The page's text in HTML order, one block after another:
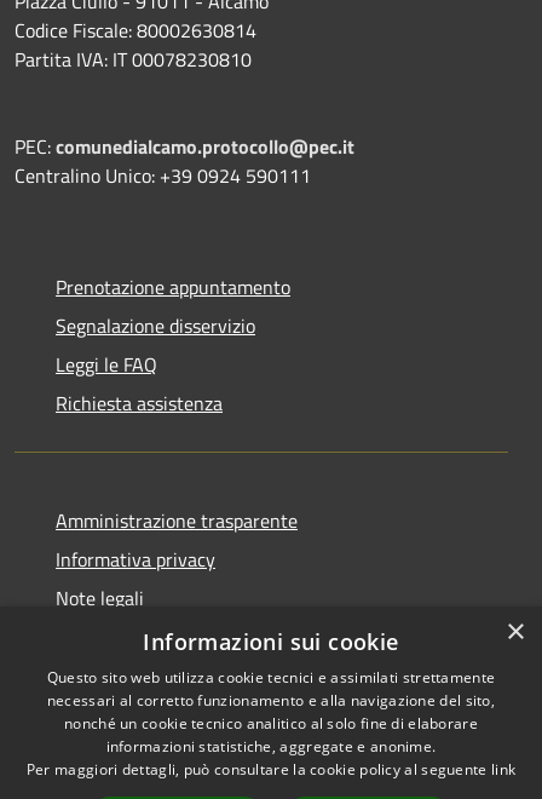
Codice Fiscale: 80002630814
Partita IVA: IT 00078230810
PEC:comunedialcamo.protocollo@pec.it
Centralino Unico: +39 0924 590111
Prenotazione appuntamento
Segnalazione disservizio
Leggi le FAQ
Richiesta assistenza
Amministrazione trasparente
Informativa privacy
Note legali
Dichiarazione di accessibilità
RSS
Accessibilità
Copyright © 2026 • Comune di
Alcamo • Powered by
×
Informazioni sui cookie
Questo sito web utilizza cookie tecnici e assimilati strettamente
necessari al corretto funzionamento e alla navigazione del sito,
nonché un cookie tecnico analitico al solo fine di elaborare
informazioni statistiche, aggregate e anonime.
Per maggiori dettagli, può consultare la cookie policy al seguente link